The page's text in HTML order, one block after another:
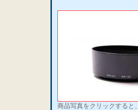
商品写真をクリックすると、